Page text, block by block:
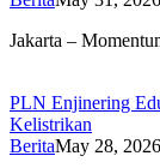
Jakarta –
PLN Enjinering
Kelistrikan
BeritaMay 28, 2026